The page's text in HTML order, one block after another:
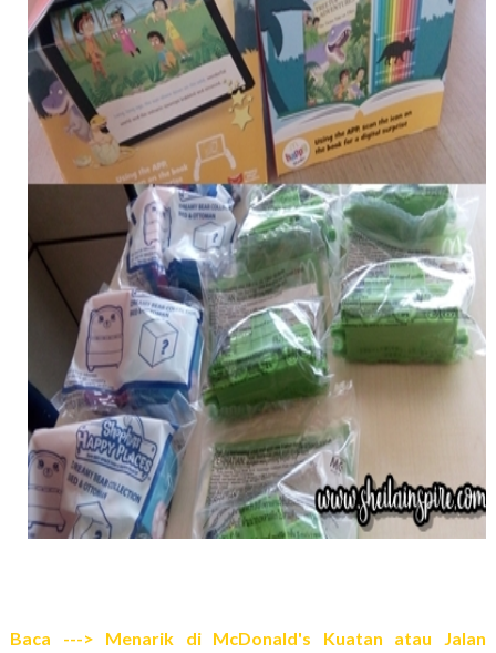
Baca ---> Menarik di McDonald's Kuatan atau Jalan